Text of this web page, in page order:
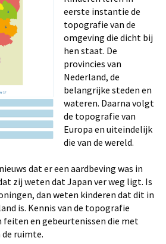
eerste instantie de
topografie van de
omgeving die dicht bij
hen staat. De
provincies van
Nederland, de
belangrijke steden en
wateren. Daarna volgt
de topografie van
Europa en uiteindelijk
die van de wereld.
dat er een aardbeving was in
zij weten dat Japan ver weg ligt. Is
dan weten kinderen dat dit in
is. Kennis van de topografie
en gebeurtenissen die met
ruimte.